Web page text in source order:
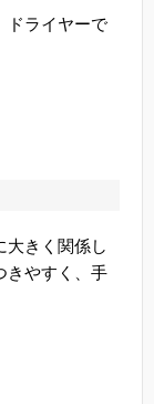
ドライヤーで
大きく関係し
きやすく、手